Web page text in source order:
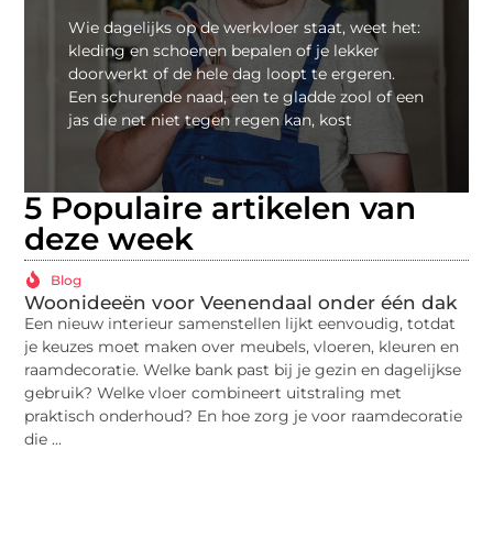
Wie dagelijks op de werkvloer staat, weet het:
kleding en schoenen bepalen of je lekker
doorwerkt of de hele dag loopt te ergeren.
Een schurende naad, een te gladde zool of een
jas die net niet tegen regen kan, kost
5 Populaire artikelen van
deze week
Blog
Woonideeën voor Veenendaal onder één dak
Een nieuw interieur samenstellen lijkt eenvoudig, totdat
je keuzes moet maken over meubels, vloeren, kleuren en
raamdecoratie. Welke bank past bij je gezin en dagelijkse
gebruik? Welke vloer combineert uitstraling met
praktisch onderhoud? En hoe zorg je voor raamdecoratie
die ...